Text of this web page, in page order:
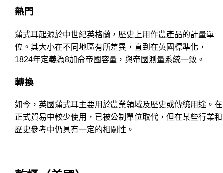
熱門
蒲式耳起源於中世紀英格蘭，歷史上用作農產品的計量單
位。其大小在不同地區有所差異，直到在英國標準化，
1824年定義為8加侖帝國容量，與帝國測量系統一致。
轉換
如今，英國蒲式耳主要用於農業領域及歷史或傳統用途。在
正式貿易中較少使用，已被公制單位取代，但在某些行業和
歷史參考中仍具有一定的相關性。